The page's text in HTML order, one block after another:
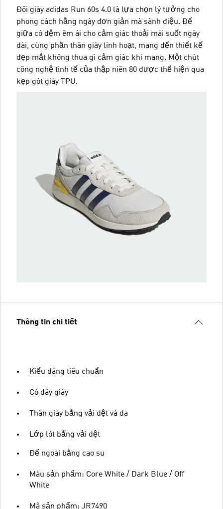
Đôi giày adidas Run 60s 4.0 là lựa chọn lý tưởng cho
phong cách hằng ngày đơn giản mà sành điệu. Đế
giữa có đệm êm ái cho cảm giác thoải mái suốt ngày
dài, cùng phần thân giày linh hoạt, mang đến thiết kế
đẹp mắt không thua gì cảm giác khi mang. Một chút
công nghệ tinh tế của thập niên 80 được thể hiện qua
kẹp gót giày TPU.
Thông tin chi tiết
Kiểu dáng tiêu chuẩn
Có dây giày
Thân giày bằng vải dệt và da
Lớp lót bằng vải dệt
Đế ngoài bằng cao su
Màu sản phẩm: Core White / Dark Blue / Off
White
Mã sản phẩm: JR7490